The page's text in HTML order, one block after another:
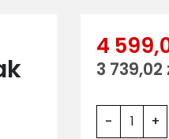
4
3 739,02
- +